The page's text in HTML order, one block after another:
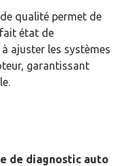
qualité permet de
état de
ajuster les systèmes
garantissant
de diagnostic auto